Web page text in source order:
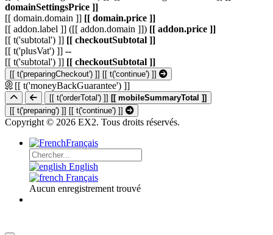
domainSettingsPrice ]]
[[ domain.domain ]] [[ domain.price ]]
[[ addon.label ]] ([[ addon.domain ]]) [[ addon.price ]]
[[ t('subtotal') ]] [[ checkoutSubtotal ]]
[[ t('plusVat') ]] --
[[ t('subtotal') ]] [[ checkoutSubtotal ]]
[[ t('preparingCheckout') ]] [[ t('continue') ]]
[[ t('moneyBackGuarantee') ]]
[[ t('orderTotal') ]] [[ mobileSummaryTotal ]]
[[ t('preparing') ]] [[ t('continue') ]]
Copyright © 2026 EX2. Tous droits réservés.
Français
English
Français
Aucun enregistrement trouvé